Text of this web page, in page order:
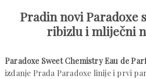
Pradin novi Paradoxe
ribizlu i mliječni
Paradoxe Sweet Chemistry Eau de
izdanje Prada Paradoxe linije i prvi